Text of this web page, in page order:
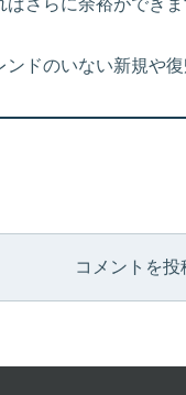
ばさらに余裕ができ
ンドのいない新規や
コメントを